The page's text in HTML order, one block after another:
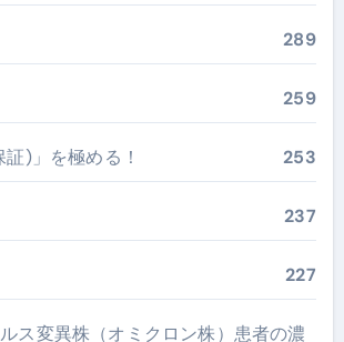
289
259
)」を極める！ 253
237
227
ス変異株（オミクロン株）患者の濃